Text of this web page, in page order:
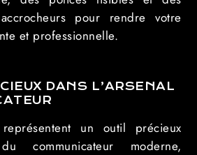
pour rendre votre
et professionnelle.
DANS L’ARSENAL
un outil précieux
communicateur moderne,